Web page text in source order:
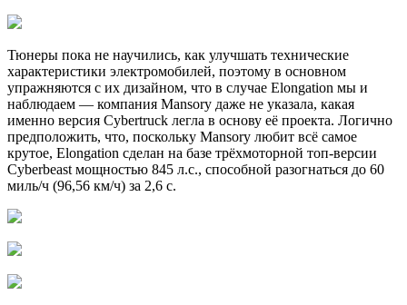
Тюнеры пока не научились, как улучшать технические
характеристики электромобилей, поэтому в основном
упражняются с их дизайном, что в случае Elongation мы и
наблюдаем — компания Mansory даже не указала, какая
именно версия Cybertruck легла в основу её проекта. Логично
предположить, что, поскольку Mansory любит всё самое
крутое, Elongation сделан на базе трёхмоторной топ-версии
Cyberbeast мощностью 845 л.с., способной разогнаться до 60
миль/ч (96,56 км/ч) за 2,6 с.